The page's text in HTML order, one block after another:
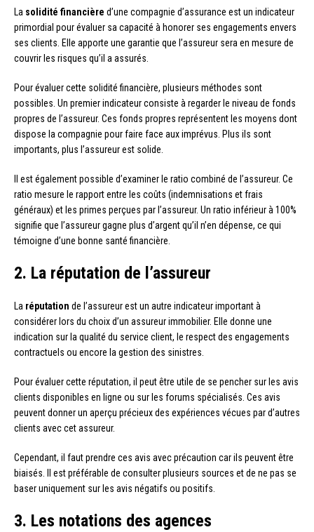
La solidité financière d’une compagnie d’assurance est un indicateur
primordial pour évaluer sa capacité à honorer ses engagements envers
ses clients. Elle apporte une garantie que l’assureur sera en mesure de
couvrir les risques qu’il a assurés.
Pour évaluer cette solidité financière, plusieurs méthodes sont
possibles. Un premier indicateur consiste à regarder le niveau de fonds
propres de l’assureur. Ces fonds propres représentent les moyens dont
dispose la compagnie pour faire face aux imprévus. Plus ils sont
importants, plus l’assureur est solide.
Il est également possible d’examiner le ratio combiné de l’assureur. Ce
ratio mesure le rapport entre les coûts (indemnisations et frais
généraux) et les primes perçues par l’assureur. Un ratio inférieur à 100%
signifie que l’assureur gagne plus d’argent qu’il n’en dépense, ce qui
témoigne d’une bonne santé financière.
2. La réputation de l’assureur
La réputation de l’assureur est un autre indicateur important à
considérer lors du choix d’un assureur immobilier. Elle donne une
indication sur la qualité du service client, le respect des engagements
contractuels ou encore la gestion des sinistres.
Pour évaluer cette réputation, il peut être utile de se pencher sur les avis
clients disponibles en ligne ou sur les forums spécialisés. Ces avis
peuvent donner un aperçu précieux des expériences vécues par d’autres
clients avec cet assureur.
Cependant, il faut prendre ces avis avec précaution car ils peuvent être
biaisés. Il est préférable de consulter plusieurs sources et de ne pas se
baser uniquement sur les avis négatifs ou positifs.
3. Les notations des agences